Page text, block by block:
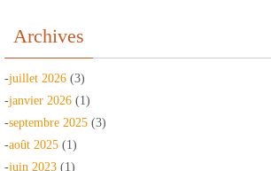
Archives
-juillet 2026 (3)
-janvier 2026 (1)
-septembre 2025 (3)
-août 2025 (1)
-juin 2023 (1)